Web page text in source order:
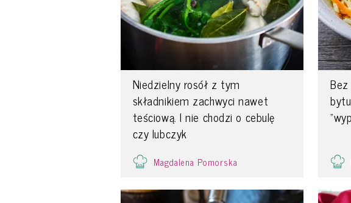
Niedzielny rosół z tym
składnikiem zachwyci nawet
teściową. I nie chodzi o cebulę
czy lubczyk
Magdalena Pomorska